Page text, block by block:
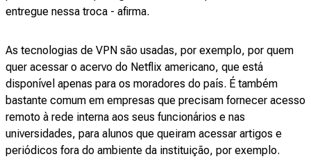
entregue nessa troca - afirma.
As tecnologias de VPN são usadas, por exemplo, por quem
quer acessar o acervo do Netflix americano, que está
disponível apenas para os moradores do país. É também
bastante comum em empresas que precisam fornecer acesso
remoto à rede interna aos seus funcionários e nas
universidades, para alunos que queiram acessar artigos e
periódicos fora do ambiente da instituição, por exemplo.